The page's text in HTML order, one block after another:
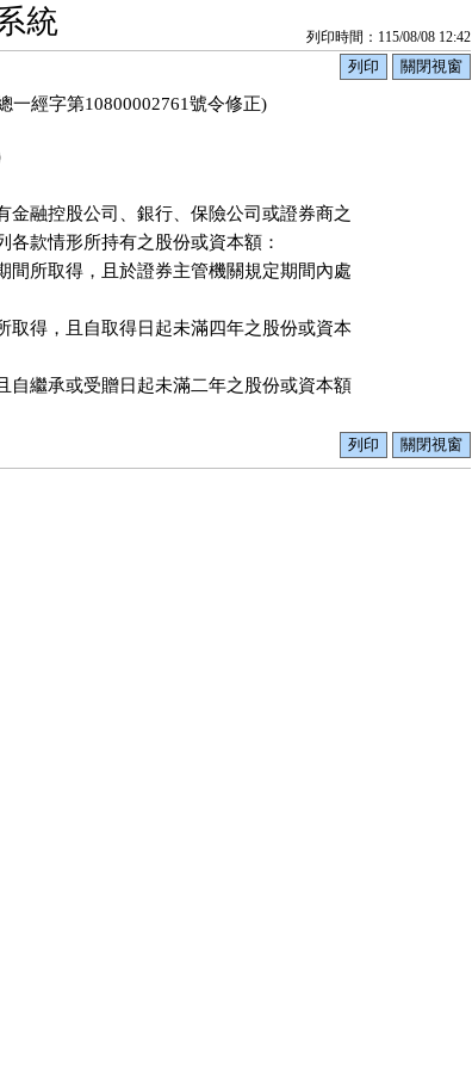
統 列印時間：115/08/08 12:42
一經字第10800002761號令修正)
金融控股公司、銀行、保險公司或證券商之
各款情形所持有之股份或資本額：
間所取得，且於證券主管機關規定期間內處
取得，且自取得日起未滿四年之股份或資本
自繼承或受贈日起未滿二年之股份或資本額